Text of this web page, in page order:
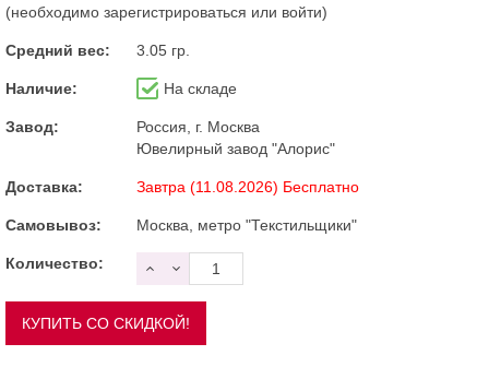
(необходимо зарегистрироваться или войти)
Средний вес: 3.05 гр.
Наличие: На складе
Завод:
Россия, г. Москва
Ювелирный завод "Алорис"
Доставка: Завтра (11.08.2026) Бесплатно
Самовывоз: Москва, метро "Текстильщики"
Количество: